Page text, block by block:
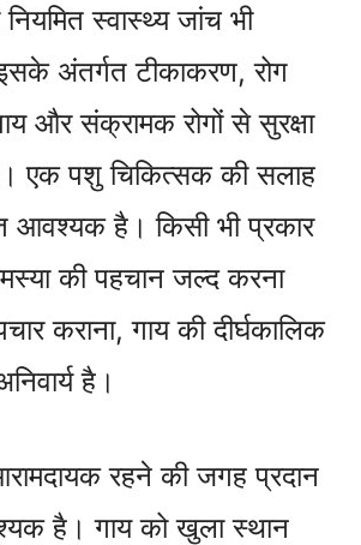
स्वास्थ्य जांच भी
अंतर्गत टीकाकरण, रोग
और संक्रामक रोगों से सुरक्षा
एक पशु चिकित्सक की सलाह
आवश्यक है। किसी भी प्रकार
की पहचान जल्द करना
कराना, गाय की दीर्घकालिक
है।
रहने की जगह प्रदान
है। गाय को खुला स्थान